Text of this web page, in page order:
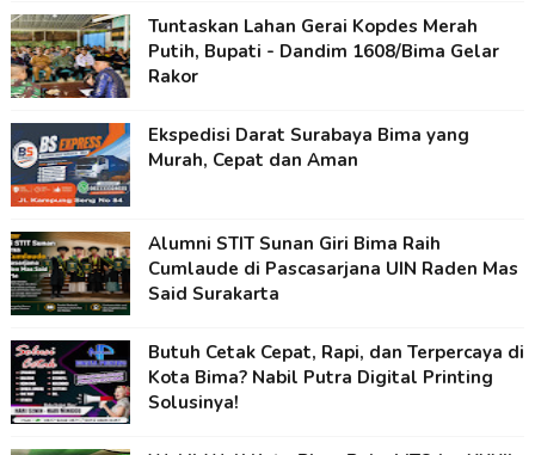
Tuntaskan Lahan Gerai Kopdes Merah
Putih, Bupati - Dandim 1608/Bima Gelar
Rakor
Ekspedisi Darat Surabaya Bima yang
Murah, Cepat dan Aman
Alumni STIT Sunan Giri Bima Raih
Cumlaude di Pascasarjana UIN Raden Mas
Said Surakarta
Butuh Cetak Cepat, Rapi, dan Terpercaya di
Kota Bima? Nabil Putra Digital Printing
Solusinya!